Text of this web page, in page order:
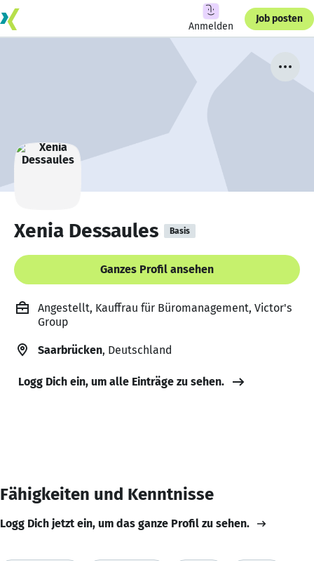
Anmelden
Job posten
Xenia Dessaules Basis
Ganzes Profil ansehen
Angestellt, Kauffrau für Büromanagement, Victor's
Group
Saarbrücken, Deutschland
Logg Dich ein, um alle Einträge zu sehen.
Fähigkeiten und Kenntnisse
Logg Dich jetzt ein, um das ganze Profil zu sehen.